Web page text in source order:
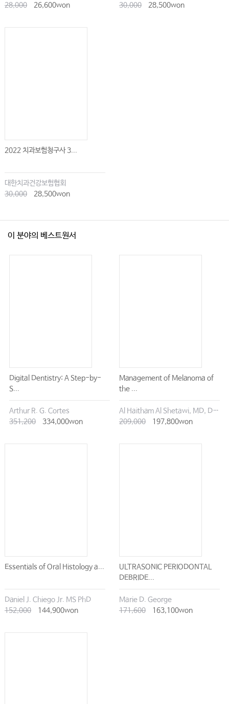
8. 악궁확장과 전치부 배열을 위한 교정치료
10. 구순구개열 환자의 교정치료 증례: 비수술, 골신장술 동반, 악교정 수술 동
반
1. 스포츠치의학이란?
2. 스포츠치의학의 역사
4. 수면관련호흡장애의 구강내 장치 치료
5. 수면관련호흡장애의 교정치료
6. 수면관련호흡장애의 악교정치료
7. 수면관련운동장애 – 수면 이갈이의 원인 및 치료
9. 맺으며
28,000 26,600won 30,000 28,500won
2022 치과보험청구사 3...
대한치과건강보험협회
30,000
28,500won
이 분야의 베스트원서
Digital Dentistry: A Step-by-
S...
Arthur R. G. Cortes
351,200
334,000won
Management of Melanoma of
the ...
Al Haitham Al Shetawi, MD, DMD
209,000
197,800won
Essentials of Oral Histology a...
Daniel J. Chiego Jr. MS PhD
152,000
144,900won
ULTRASONIC PERIODONTAL
DEBRIDE...
Marie D. George
171,600
163,100won